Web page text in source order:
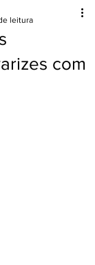
com
leitura